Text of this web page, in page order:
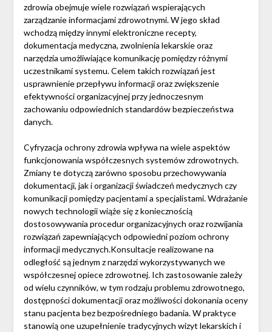
zdrowia obejmuje wiele rozwiązań wspierających
zarządzanie informacjami zdrowotnymi. W jego skład
wchodzą między innymi elektroniczne recepty,
dokumentacja medyczna, zwolnienia lekarskie oraz
narzędzia umożliwiające komunikację pomiędzy różnymi
uczestnikami systemu. Celem takich rozwiązań jest
usprawnienie przepływu informacji oraz zwiększenie
efektywności organizacyjnej przy jednoczesnym
zachowaniu odpowiednich standardów bezpieczeństwa
danych.
Cyfryzacja ochrony zdrowia wpływa na wiele aspektów
funkcjonowania współczesnych systemów zdrowotnych.
Zmiany te dotyczą zarówno sposobu przechowywania
dokumentacji, jak i organizacji świadczeń medycznych czy
komunikacji pomiędzy pacjentami a specjalistami. Wdrażanie
nowych technologii wiąże się z koniecznością
dostosowywania procedur organizacyjnych oraz rozwijania
rozwiązań zapewniających odpowiedni poziom ochrony
informacji medycznych.Konsultacje realizowane na
odległość są jednym z narzędzi wykorzystywanych we
współczesnej opiece zdrowotnej. Ich zastosowanie zależy
od wielu czynników, w tym rodzaju problemu zdrowotnego,
dostępności dokumentacji oraz możliwości dokonania oceny
stanu pacjenta bez bezpośredniego badania. W praktyce
stanowią one uzupełnienie tradycyjnych wizyt lekarskich i